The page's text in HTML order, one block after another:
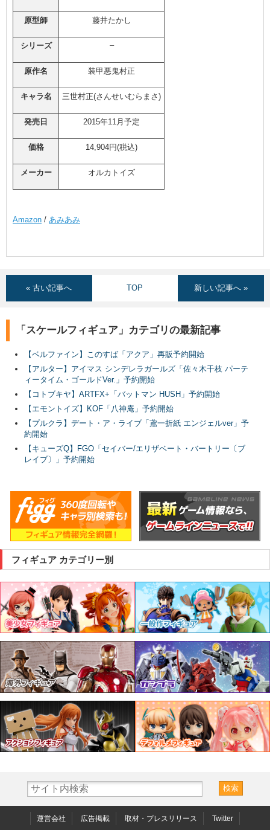
原型師 藤井たかし
シリーズ –
原作名 装甲悪鬼村正
キャラ名 三世村正(さんせいむらまさ)
発売日 2015年11月予定
価格 14,904円(税込)
メーカー オルカトイズ
Amazon / あみあみ
« 古い記事へ TOP 新しい記事へ »
「スケールフィギュア」カテゴリの最新記事
【ベルファイン】このすば「アクア」再販予約開始
【アルター】アイマス シンデレラガールズ「佐々木千枝 パーテ
ィータイム・ゴールドVer.」予約開始
【コトブキヤ】ARTFX+「バットマン HUSH」予約開始
【エモントイズ】KOF「八神庵」予約開始
【プルクラ】デート・ア・ライブ「鳶一折紙 エンジェルver」予
約開始
【キューズQ】FGO「セイバー/エリザベート・バートリー〔ブ
レイブ〕」予約開始
フィギュア カテゴリー別
運営会社 広告掲載 取材・プレスリリース Twitter